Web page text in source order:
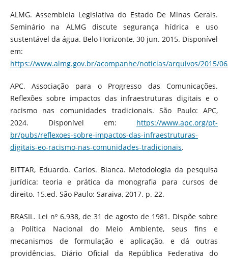
ALMG. Assembleia Legislativa do Estado De Minas Gerais.
Seminário na ALMG discute segurança hídrica e uso
sustentável da água. Belo Horizonte, 30 jun. 2015. Disponível
em:
https://www.almg.gov.br/acompanhe/noticias/arquivos/2015/
APC. Associação para o Progresso das Comunicações.
Reflexões sobre impactos das infraestruturas digitais e o
racismo nas comunidades tradicionais. São Paulo: APC,
2024. Disponível em: https://www.apc.org/pt-
br/pubs/reflexoes-sobre-impactos-das-infraestruturas-
digitais-eo-racismo-nas-comunidades-tradicionais.
BITTAR, Eduardo. Carlos. Bianca. Metodologia da pesquisa
jurídica: teoria e prática da monografia para cursos de
direito. 15.ed. São Paulo: Saraiva, 2017. p. 22.
BRASIL. Lei nº 6.938, de 31 de agosto de 1981. Dispõe sobre
a Política Nacional do Meio Ambiente, seus fins e
mecanismos de formulação e aplicação, e dá outras
providências. Diário Oficial da República Federativa do